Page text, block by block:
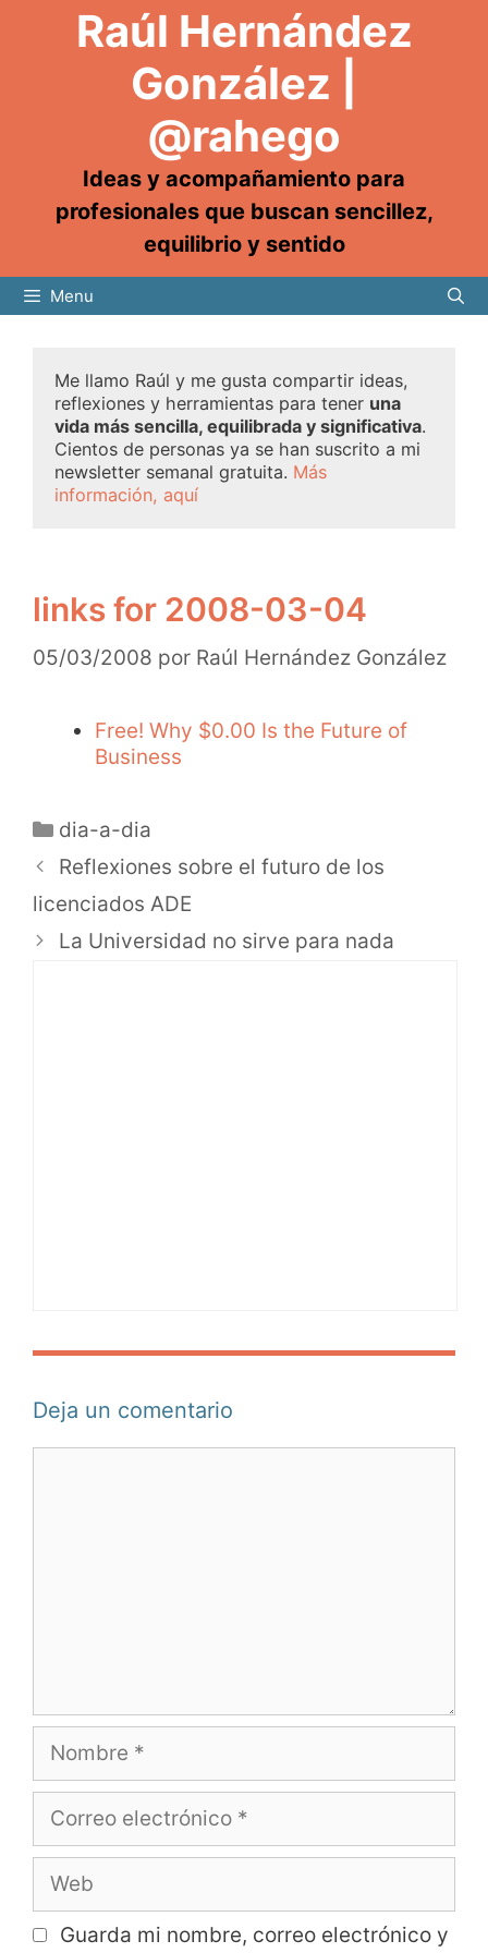
Raúl Hernández
González |
@rahego
Ideas y acompañamiento para
profesionales que buscan sencillez,
equilibrio y sentido
Menu
Me llamo Raúl y me gusta compartir ideas,
reflexiones y herramientas para tener una
vida más sencilla, equilibrada y significativa.
Cientos de personas ya se han suscrito a mi
newsletter semanal gratuita. Más
información, aquí
links for 2008-03-04
05/03/2008 por Raúl Hernández González
Free! Why $0.00 Is the Future of
Business
dia-a-dia
Reflexiones sobre el futuro de los
licenciados ADE
La Universidad no sirve para nada
Deja un comentario
Guarda mi nombre, correo electrónico y